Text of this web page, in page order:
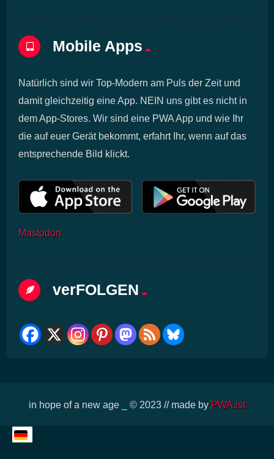
Mobile Apps
Natürlich sind wir Top-Modern am Puls der Zeit und
damit gleichzeitig eine App. NEIN uns gibt es nicht in
dem App-Stores. Wir sind eine PWA App und wie Ihr
die auf euer Gerät bekommt, erfahrt Ihr, wenn auf das
entsprechende Bild klickt.
Mastodon
verFOLGEN
in hope of a new age _ © 2023 // made by PWA.ist